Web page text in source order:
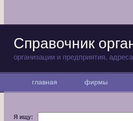
Справочник
организации и предприятия,
главная фирмы
Я ищу: